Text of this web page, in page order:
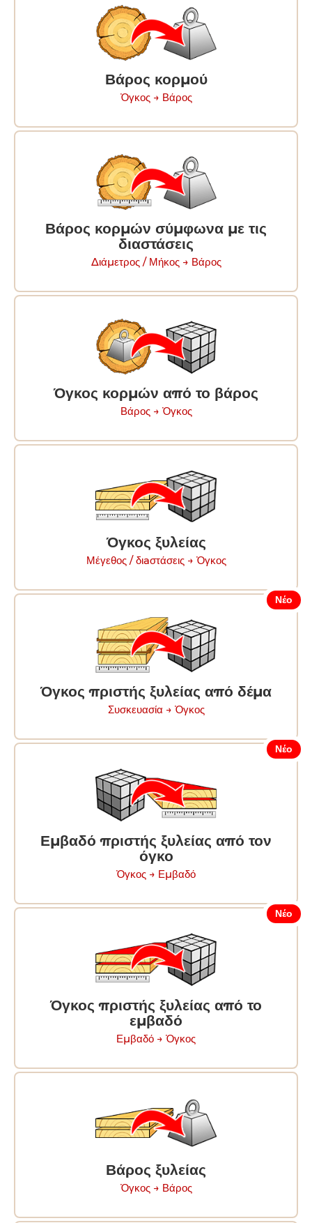
Βάρος κορμού
Ὀγκος → Βάρος
Βάρος κορμών σύμφωνα με τις
διαστάσεις
Διάμετρος / Μήκος → Βάρος
Όγκος κορμών από το βάρος
Βάρος → Ὀγκος
Όγκος ξυλείας
Μέγεθος / διaστάσεις → Ὀγκος
Νέο
Όγκος πριστής ξυλείας από δέμα
Συσκευασία → Ὀγκος
Νέο
Εμβαδό πριστής ξυλείας από τον
όγκο
Ὀγκος → Εμβαδό
Νέο
Όγκος πριστής ξυλείας από το
εμβαδό
Εμβαδό → Ὀγκος
Βάρος ξυλείας
Ὀγκος → Βάρος